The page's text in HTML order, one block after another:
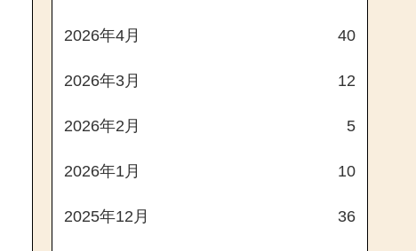
2026年4月 40
2026年3月 12
2026年2月 5
2026年1月 10
2025年12月 36